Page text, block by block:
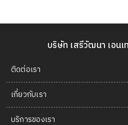
บริษัท เสรีวัฒนา เอน
ติดต่อเรา
เกี่ยวกับเรา
บริการของเรา